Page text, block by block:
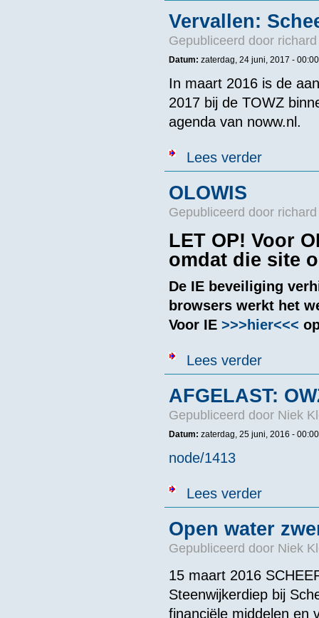
Vervallen:
Gepubliceerd door
Datum: zaterdag, 24 juni, 2017 - 00:00
In maart 2016 is de
2017 bij de TOWZ
agenda van noww.nl.
Lees verderover
OLOWIS
Gepubliceerd door
LET OP! Voor
omdat die site
De IE beveiliging
browsers werkt het
Voor IE >>>hier<<<
Lees verderover OLOWIS
AFGELAST:
Gepubliceerd door Niek
Datum: zaterdag, 25 juni, 2016 - 00:00
node/1413
Lees verderover
Open water
Gepubliceerd door Niek
15 maart 2016
Steenwijkerdiep bij
financiële middelen en